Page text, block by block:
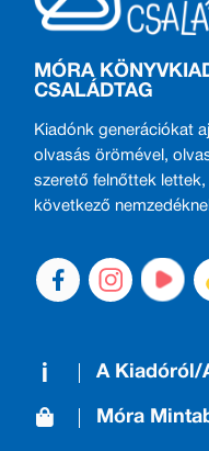
MÓRA
CSALÁDTAG
Kiadónk generációkat
olvasás örömével,
szerető felnőttek
következő
A Kiadóról/
Móra